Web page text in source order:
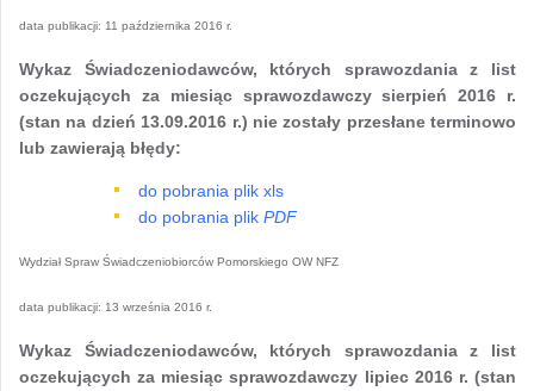
data publikacji: 11 października 2016 r.
Wykaz Świadczeniodawców, których sprawozdania z list
oczekujących za miesiąc sprawozdawczy sierpień 2016 r.
(stan na dzień 13.09.2016 r.) nie zostały przesłane terminowo
lub zawierają błędy:
do pobrania plik xls
do pobrania plik PDF
Wydział Spraw Świadczeniobiorców Pomorskiego OW NFZ
data publikacji: 13 września 2016 r.
Wykaz Świadczeniodawców, których sprawozdania z list
oczekujących za miesiąc sprawozdawczy lipiec 2016 r. (stan